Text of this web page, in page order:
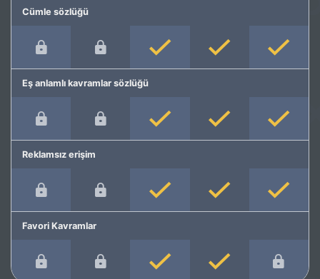
Cümle sözlüğü
Eş anlamlı kavramlar sözlüğü
Reklamsız erişim
Favori Kavramlar